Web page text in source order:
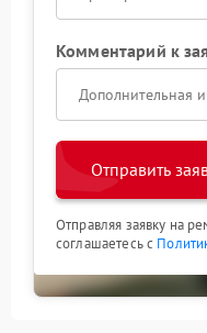
Комментарий к
Отправить
Отправляя заявку на
соглашаетесь с